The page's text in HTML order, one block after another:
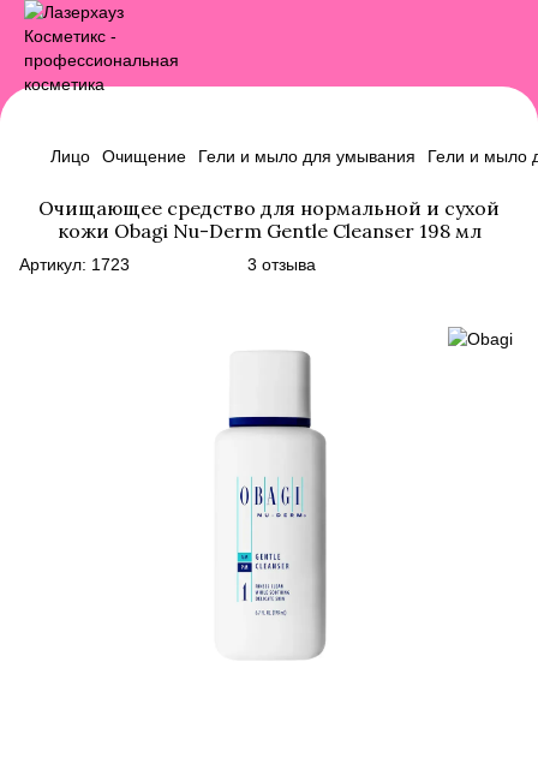
Лицо Очищение Гели и мыло для умывания Гели и мыло
Очищающее средство для нормальной и сухой
кожи Obagi Nu-Derm Gentle Cleanser 198 мл
Артикул: 1723 3 отзыва